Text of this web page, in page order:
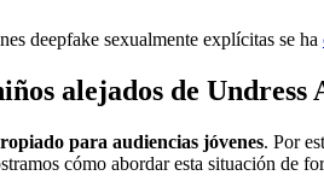
deepfake sexualmente explícitas se ha
alejados de Undress
para audiencias jóvenes. Por
cómo abordar esta situación de